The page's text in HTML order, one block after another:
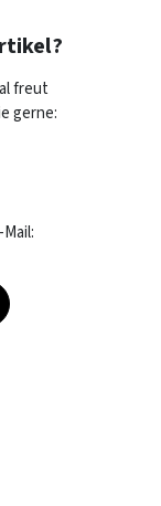
freut
gerne: